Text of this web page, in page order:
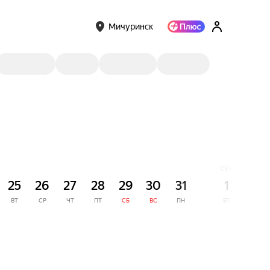
Мичуринск
25
ВТ
26
СР
27
ЧТ
28
ПТ
29
СБ
30
ВС
31
ПН
1
ВТ